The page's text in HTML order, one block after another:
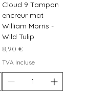
Cloud 9 Tampon
encreur mat
William Morris -
Wild Tulip
Prix
8,90 €
TVA Incluse